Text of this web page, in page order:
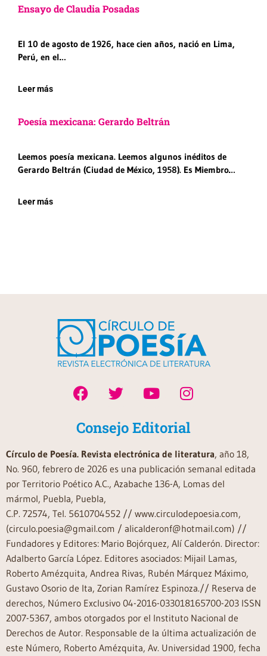
Ensayo de Claudia Posadas
El 10 de agosto de 1926, hace cien años, nació en Lima,
Perú, en el…
Leer más
Poesía mexicana: Gerardo Beltrán
Leemos poesía mexicana. Leemos algunos inéditos de
Gerardo Beltrán (Ciudad de México, 1958). Es Miembro…
Leer más
Consejo Editorial
Círculo de Poesía. Revista electrónica de literatura, año 18,
No. 960, febrero de 2026 es una publicación semanal editada
por Territorio Poético A.C., Azabache 136-A, Lomas del
mármol, Puebla, Puebla,
C.P. 72574, Tel. 5610704552 // www.circulodepoesia.com,
(circulo.poesia@gmail.com / alicalderonf@hotmail.com) //
Fundadores y Editores: Mario Bojórquez, Alí Calderón. Director:
Adalberto García López. Editores asociados: Mijail Lamas,
Roberto Amézquita, Andrea Rivas, Rubén Márquez Máximo,
Gustavo Osorio de Ita, Zorian Ramírez Espinoza.// Reserva de
derechos, Número Exclusivo 04-2016-033018165700-203 ISSN
2007-5367, ambos otorgados por el Instituto Nacional de
Derechos de Autor. Responsable de la última actualización de
este Número, Roberto Amézquita, Av. Universidad 1900, fecha